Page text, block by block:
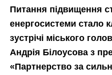
Питання підвищення
енергосистеми стало
зустрічі міського
Андрія Білоусова з
«Партнерство за